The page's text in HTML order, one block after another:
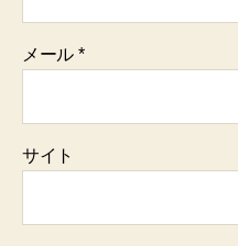
メール *
サイト